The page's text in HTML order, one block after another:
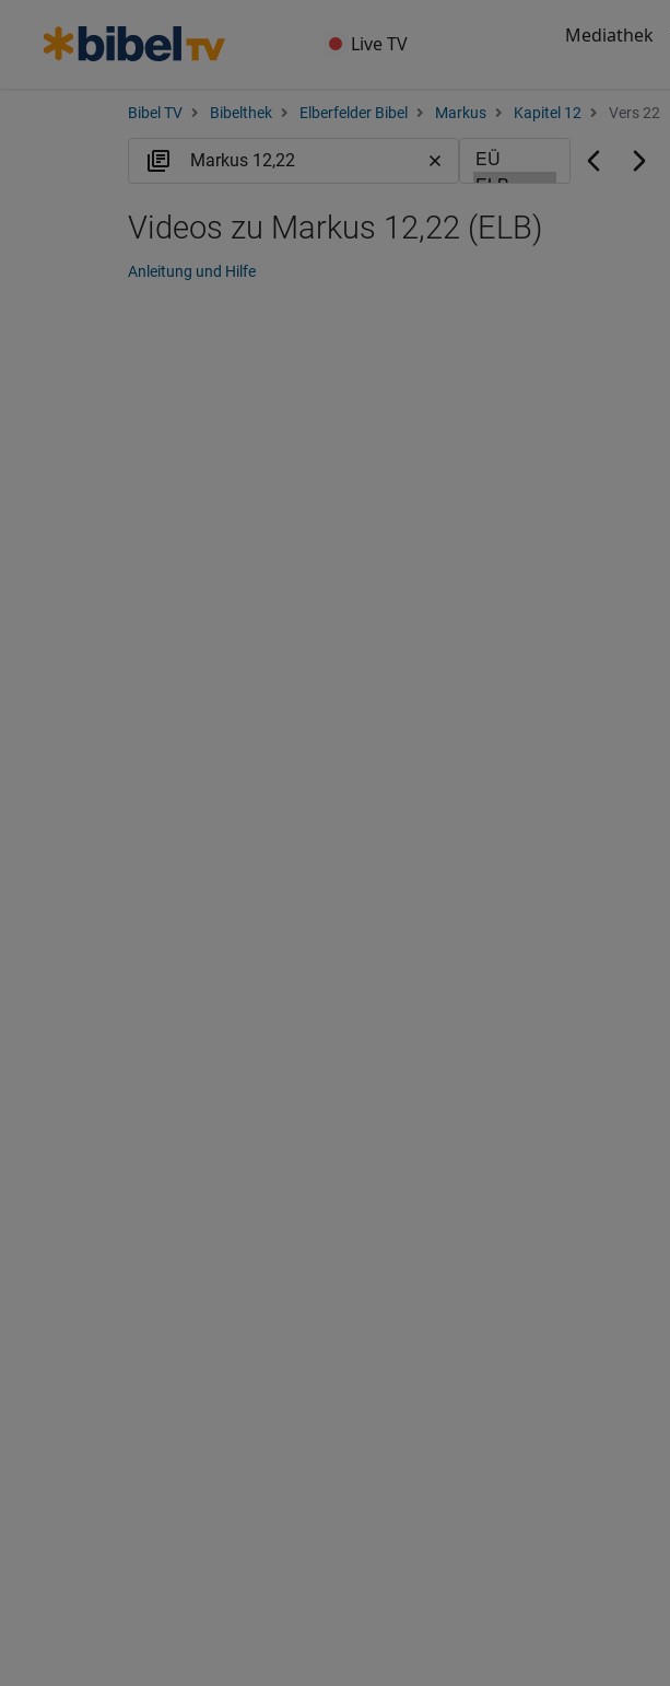
Live TV Mediathek
Bibel TV Bibelthek Elberfelder Bibel Markus Kapitel 12 Vers 22
Videos zu Markus 12,22 (ELB)
Anleitung und Hilfe